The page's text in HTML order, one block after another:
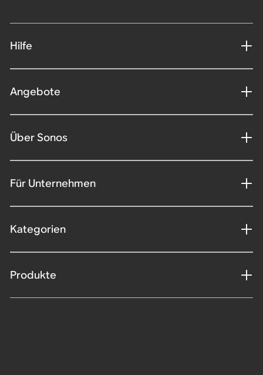
Hilfe
Angebote
Über Sonos
Für Unternehmen
Kategorien
Produkte